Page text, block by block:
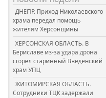
ДНЕПР. Приход Николаевского
храма передал помощь
жителям Херсонщины
ХЕРСОНСКАЯ ОБЛАСТЬ. В
Бериславе из-за удара дрона
сгорел старинный Введенский
храм УПЦ
ЖИТОМИРСКАЯ ОБЛАСТЬ.
Сотрудники ТЦК задержали